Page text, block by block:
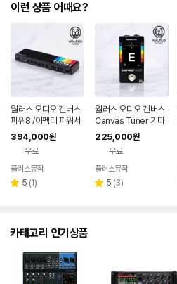
이런 상품 어때요?
월러스 오디오 캔버스
파워8 /이펙터 파워서
플라이 8구 독립접지
페달 전원공급기
394,000원
무료
플러스뮤직
별 5 리
(1)
월러스 오디오 캔버스
Canvas Tuner 기타
페달 튜너
225,000원
무료
플러스뮤직
별 5 리
(3)
카테고리 인기상품